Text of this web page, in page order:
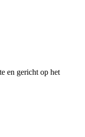
en gericht op het